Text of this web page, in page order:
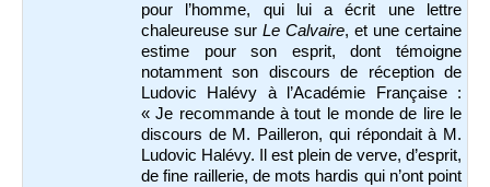
pour l’homme, qui lui a écrit une lettre
chaleureuse sur Le Calvaire, et une certaine
estime pour son esprit, dont témoigne
notamment son discours de réception de
Ludovic Halévy à l’Académie Française :
« Je recommande à tout le monde de lire le
discours de M. Pailleron, qui répondait à M.
Ludovic Halévy. Il est plein de verve, d’esprit,
de fine raillerie, de mots hardis qui n’ont point